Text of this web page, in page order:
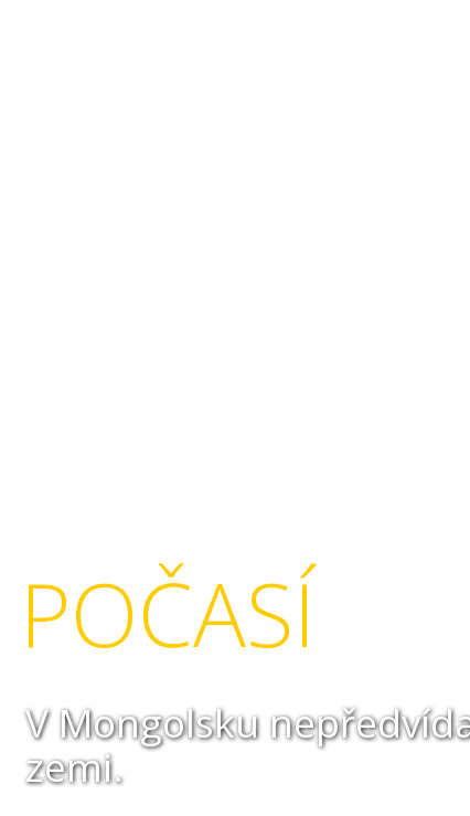
POČASÍ
V Mongolsku
zemi.